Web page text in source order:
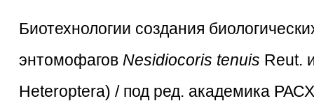
Биотехнологии создания
энтомофагов Nesidiocoris tenuis Reut.
Heteroptera) / под ред. академика